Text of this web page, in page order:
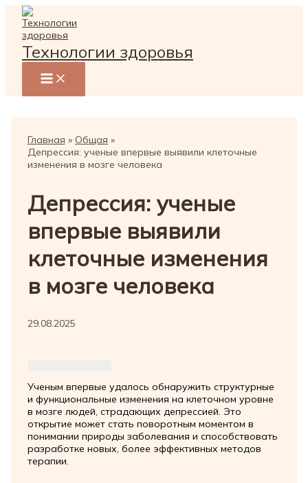
Перейти
содержимому
Технологии здоровья
Главная
Общая
Депрессия: ученые впервые выявили клеточные
изменения в мозге человека
Депрессия: ученые
впервые выявили
клеточные изменения
в мозге человека
29.08.2025
Ученым впервые удалось обнаружить структурные
и функциональные изменения на клеточном уровне
в мозге людей, страдающих депрессией. Это
открытие может стать поворотным моментом в
понимании природы заболевания и способствовать
разработке новых, более эффективных методов
терапии.